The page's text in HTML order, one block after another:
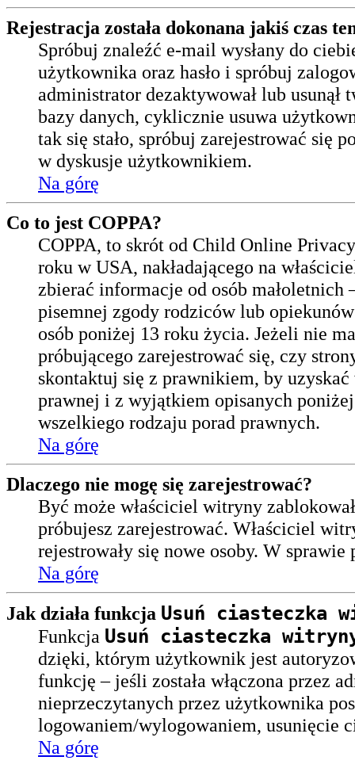
Rejestracja została dokonana jakiś czas
Spróbuj znaleźć e-mail wysłany do
użytkownika oraz hasło i spróbuj
administrator dezaktywował lub
bazy danych, cyklicznie usuwa
tak się stało, spróbuj zarejestrować się
w dyskusje użytkownikiem.
Na górę
Co to jest COPPA?
COPPA, to skrót od Child Online
roku w USA, nakładającego na
zbierać informacje od osób
pisemnej zgody rodziców lub
osób poniżej 13 roku życia. Jeżeli nie
próbującego zarejestrować się, czy
skontaktuj się z prawnikiem, by
prawnej i z wyjątkiem opisanych
wszelkiego rodzaju porad prawnych.
Na górę
Dlaczego nie mogę się zarejestrować?
Być może właściciel witryny
próbujesz zarejestrować. Właściciel
rejestrowały się nowe osoby. W
Na górę
Jak działa funkcja Usuń ciasteczka
Funkcja Usuń ciasteczka
dzięki, którym użytkownik jest
funkcję – jeśli została włączona przez
nieprzeczytanych przez użytkownika
logowaniem/wylogowaniem, usunięcie
Na górę